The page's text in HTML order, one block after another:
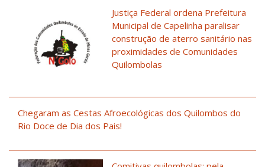
Justiça Federal ordena Prefeitura
Municipal de Capelinha paralisar
construção de aterro sanitário nas
proximidades de Comunidades
Quilombolas
Chegaram as Cestas Afroecológicas dos Quilombos do
Rio Doce de Dia dos Pais!